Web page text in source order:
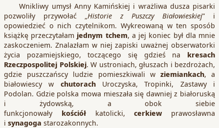
Wnikliwy umysł Anny Kamińskiej i wrażliwa dusza pisarki
pozwoliły przywołać „ Historie z Puszczy Białowieskiej” i
opowiedzieć o nich czytelnikom. Wykreowaną w ten sposób
książkę przeczytałam jednym tchem, a jej koniec był dla mnie
zaskoczeniem. Znalazłam w niej zapiski uważnej obserwatorki
życia pozamiejskiego, toczącego się gdzieś na kresach
Rzeczpospolitej Polskiej. W ustroniach, głuszach i bezdrożach,
gdzie puszczańscy ludzie pomieszkiwali w ziemiankach, a
białowiescy w chutorach Uroczyska, Tropinki, Zastawy i
Podolan. Gdzie polska mowa mieszała się dawniej z białoruską
i żydowską, a obok siebie
funkcjonowały kościół katolicki,cerkiewprawosławna
i synagoga starozakonnych.